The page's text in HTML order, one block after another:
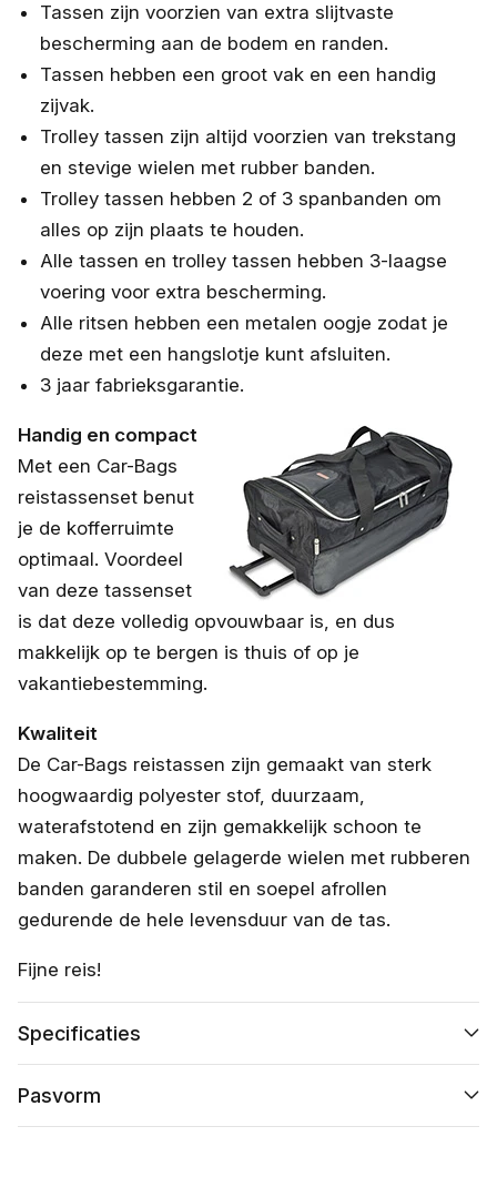
Tassen zijn voorzien van extra slijtvaste
bescherming aan de bodem en randen.
Tassen hebben een groot vak en een handig
zijvak.
Trolley tassen zijn altijd voorzien van trekstang
en stevige wielen met rubber banden.
Trolley tassen hebben 2 of 3 spanbanden om
alles op zijn plaats te houden.
Alle tassen en trolley tassen hebben 3-laagse
voering voor extra bescherming.
Alle ritsen hebben een metalen oogje zodat je
deze met een hangslotje kunt afsluiten.
3 jaar fabrieksgarantie.
Handig en compact
Met een Car-Bags
reistassenset benut
je de kofferruimte
optimaal. Voordeel
van deze tassenset
is dat deze volledig opvouwbaar is, en dus
makkelijk op te bergen is thuis of op je
vakantiebestemming.
Kwaliteit
De Car-Bags reistassen zijn gemaakt van sterk
hoogwaardig polyester stof, duurzaam,
waterafstotend en zijn gemakkelijk schoon te
maken. De dubbele gelagerde wielen met rubberen
banden garanderen stil en soepel afrollen
gedurende de hele levensduur van de tas.
Fijne reis!
Specificaties
Pasvorm